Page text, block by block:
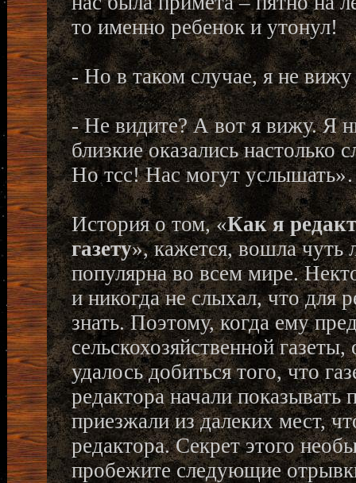
то именно ребенок и утонул!
- Но в таком случае, я не вижу
- Не видите? А вот я вижу. Я
близкие оказались настолько
Но тсс! Нас могут
История о том, «Как я
газету», кажется, вошла чуть
популярна во всем мире.
и никогда не слыхал, что для
знать. Поэтому, когда ему
сельскохозяйственной
удалось добиться того, что
редактора начали
приезжали из далеких мест,
редактора. Секрет этого
пробежите следующие